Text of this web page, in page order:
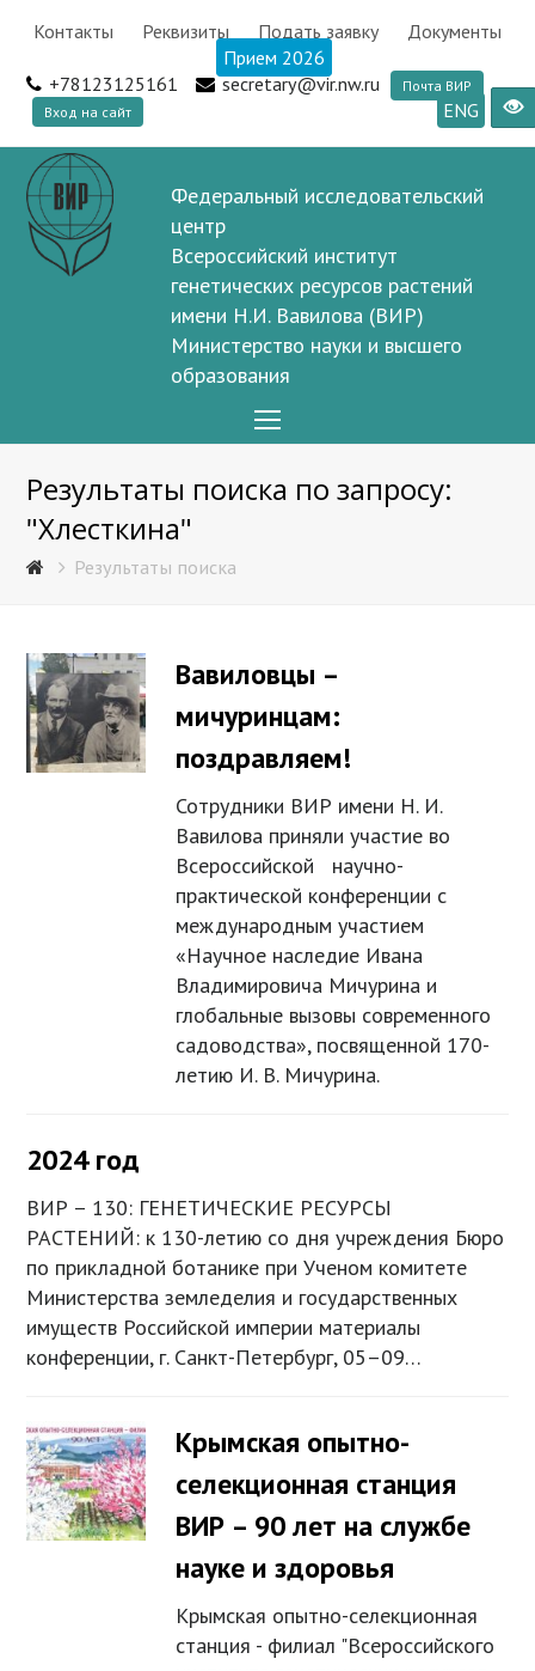
Контакты Реквизиты Подать заявку
Документы
Прием 2026
+78123125161
secretary@vir.nw.ru
Почта ВИР
Вход на сайт
ENG
Федеральный исследовательский
центр
Всероссийский институт
генетических ресурсов растений
имени Н.И. Вавилова (ВИР)
Министерство науки и высшего
образования
Menu
Результаты поиска по запросу:
"Хлесткина"
Результаты поиска
Вавиловцы –
мичуринцам:
поздравляем!
Сотрудники ВИР имени Н. И.
Вавилова приняли участие во
Всероссийской научно-
практической конференции с
международным участием
«Научное наследие Ивана
Владимировича Мичурина и
глобальные вызовы современного
садоводства», посвященной 170-
летию И. В. Мичурина.
2024 год
ВИР – 130: ГЕНЕТИЧЕСКИЕ РЕСУРСЫ
РАСТЕНИЙ: к 130-летию со дня учреждения Бюро
по прикладной ботанике при Ученом комитете
Министерства земледелия и государственных
имуществ Российской империи материалы
конференции, г. Санкт-Петербург, 05–09…
Крымская опытно-
селекционная станция
ВИР – 90 лет на службе
науке и здоровья
Крымская опытно-селекционная
станция - филиал "Всероссийского